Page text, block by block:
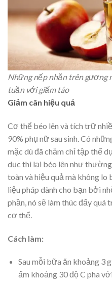
Những nếp nhăn trên gương
tuần với giấm táo
Giảm cân hiệu quả
Cơ thể béo lên và tích trữ
90% phụ nữ sau sinh. Có
mặc dù đã chăm chỉ tập thể
dục thì lại béo lên như
toàn và hiệu quả mà không
liệu pháp dành cho bạn bởi
phần, nó sẽ làm thúc đẩy
cơ thể.
Cách làm:
Sau mỗi bữa ăn khoảng 3
ấm khoảng 30 độ C pha